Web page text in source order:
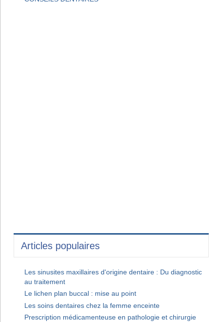
Articles populaires
Les sinusites maxillaires d'origine dentaire : Du diagnostic
au traitement
Le lichen plan buccal : mise au point
Les soins dentaires chez la femme enceinte
Prescription médicamenteuse en pathologie et chirurgie